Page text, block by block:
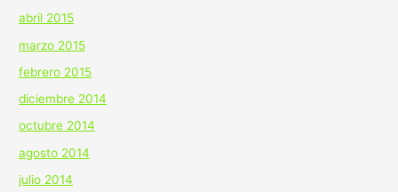
abril 2015
marzo 2015
febrero 2015
diciembre 2014
octubre 2014
agosto 2014
julio 2014